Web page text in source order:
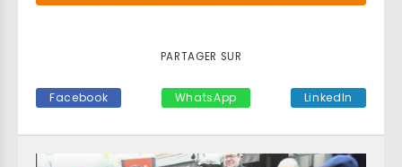
PARTAGER SUR
Facebook WhatsApp LinkedIn